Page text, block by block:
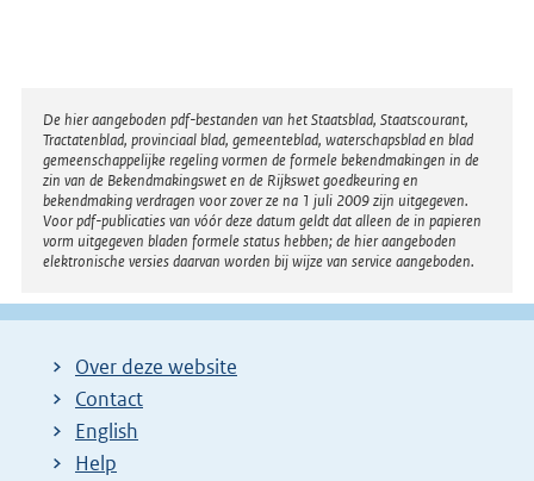
i
n
:
Disclaimer
De hier aangeboden pdf-bestanden van het Staatsblad, Staatscourant,
Tractatenblad, provinciaal blad, gemeenteblad, waterschapsblad en blad
gemeenschappelijke regeling vormen de formele bekendmakingen in de
zin van de Bekendmakingswet en de Rijkswet goedkeuring en
bekendmaking verdragen voor zover ze na 1 juli 2009 zijn uitgegeven.
Voor pdf-publicaties van vóór deze datum geldt dat alleen de in papieren
vorm uitgegeven bladen formele status hebben; de hier aangeboden
elektronische versies daarvan worden bij wijze van service aangeboden.
Over deze website
Contact
English
Help